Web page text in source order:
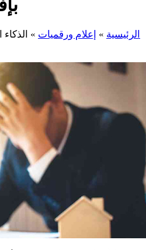
الرئيسية » إعلام ورقميات »